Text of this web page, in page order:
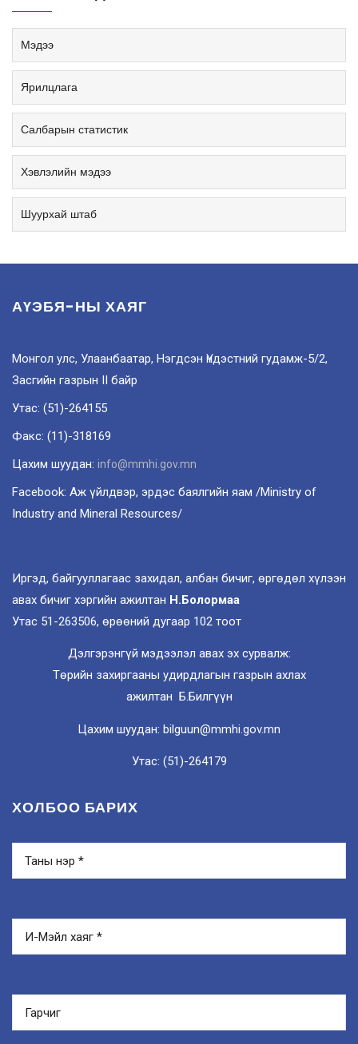
Мэдээ
Ярилцлага
Салбарын статистик
Хэвлэлийн мэдээ
Шуурхай штаб
АҮЭБЯ-НЫ ХАЯГ
Монгол улс, Улаанбаатар, Нэгдсэн Үндэстний гудамж-5/2,
Засгийн газрын II байр
Утас: (51)-264155
Факс: (11)-318169
Цахим шуудан: info@mmhi.gov.mn
Facebook: Аж үйлдвэр, эрдэс баялгийн яам /Ministry of
Industry and Mineral Resources/
Иргэд, байгууллагаас захидал, албан бичиг, өргөдөл хүлээн
авах бичиг хэргийн ажилтан Н.Болормаа
Утас 51-263506, өрөөний дугаар 102 тоот
Дэлгэрэнгүй мэдээлэл авах эх сурвалж:
Төрийн захиргааны удирдлагын газрын ахлах
ажилтан Б.Билгүүн
Цахим шуудан: bilguun@mmhi.gov.mn
Утас: (51)-264179
ХОЛБОО БАРИХ